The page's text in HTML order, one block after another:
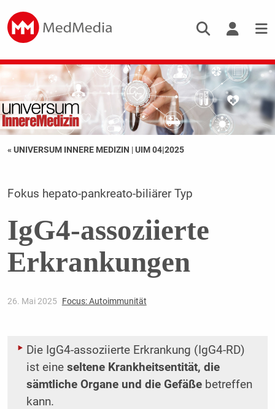
« UNIVERSUM INNERE MEDIZIN |UIM 04|2025
Fokus hepato-pankreato-biliärer Typ
IgG4-assoziierte
Erkrankungen
26. Mai 2025 Focus: Autoimmunität
Die IgG4-assoziierte Erkrankung (IgG4-RD)
ist eine seltene Krankheitsentität, die
sämtliche Organe und die Gefäßebetreffen
kann.